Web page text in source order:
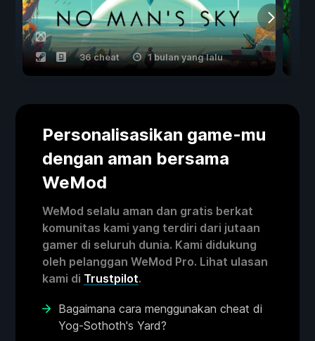
36 cheat 1 bulan yang lalu
Personalisasikan game-mu
dengan aman bersama
WeMod
WeMod selalu aman dan gratis berkat
komunitas kami yang terdiri dari jutaan
gamer di seluruh dunia. Kami didukung
oleh pelanggan WeMod Pro. Lihat ulasan
kami di Trustpilot.
Bagaimana cara menggunakan cheat di
Yog-Sothoth's Yard?